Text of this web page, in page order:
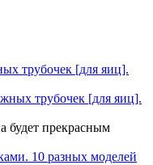
трубочек [для яиц].
будет прекрасным
10 разных моделей